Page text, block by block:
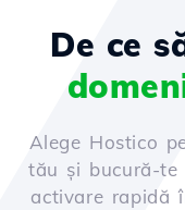
De ce
Alege Hostico
tău și bucură-te
activare rapidă